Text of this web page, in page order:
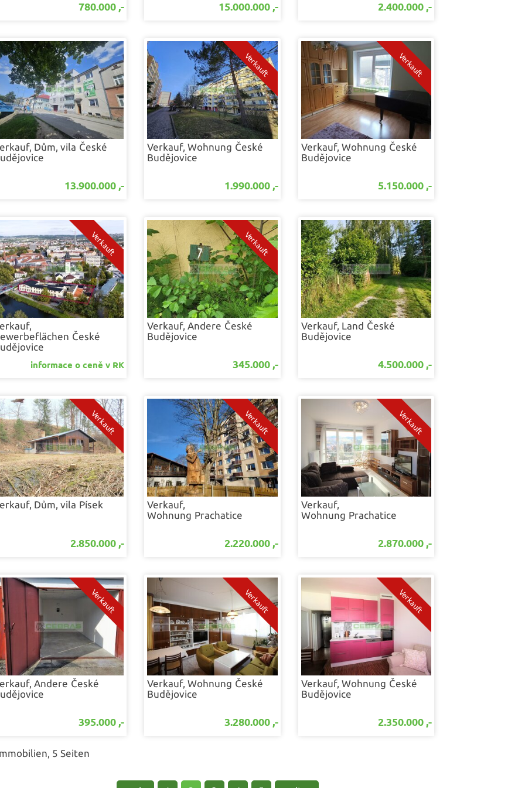
780.000 ,- 15.000.000 ,- 2.400.000 ,-
Dům, vila České
13.900.000 ,-
Verkauf, Wohnung České
Budějovice
1.990.000 ,-
Verkauf, Wohnung České
Budějovice
5.150.000 ,-
České
informace o ceně v RK
Verkauf, Andere České
Budějovice
345.000 ,-
Verkauf, Land České
Budějovice
4.500.000 ,-
Dům, vila Písek
2.850.000 ,-
Verkauf,
Wohnung Prachatice
2.220.000 ,-
Verkauf,
Wohnung Prachatice
2.870.000 ,-
Andere České
395.000 ,-
Verkauf, Wohnung České
Budějovice
3.280.000 ,-
Verkauf, Wohnung České
Budějovice
2.350.000 ,-
5 Seiten